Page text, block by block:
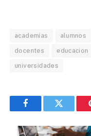
academias alumnos
docentes educacion
universidades
FacebookTwitter